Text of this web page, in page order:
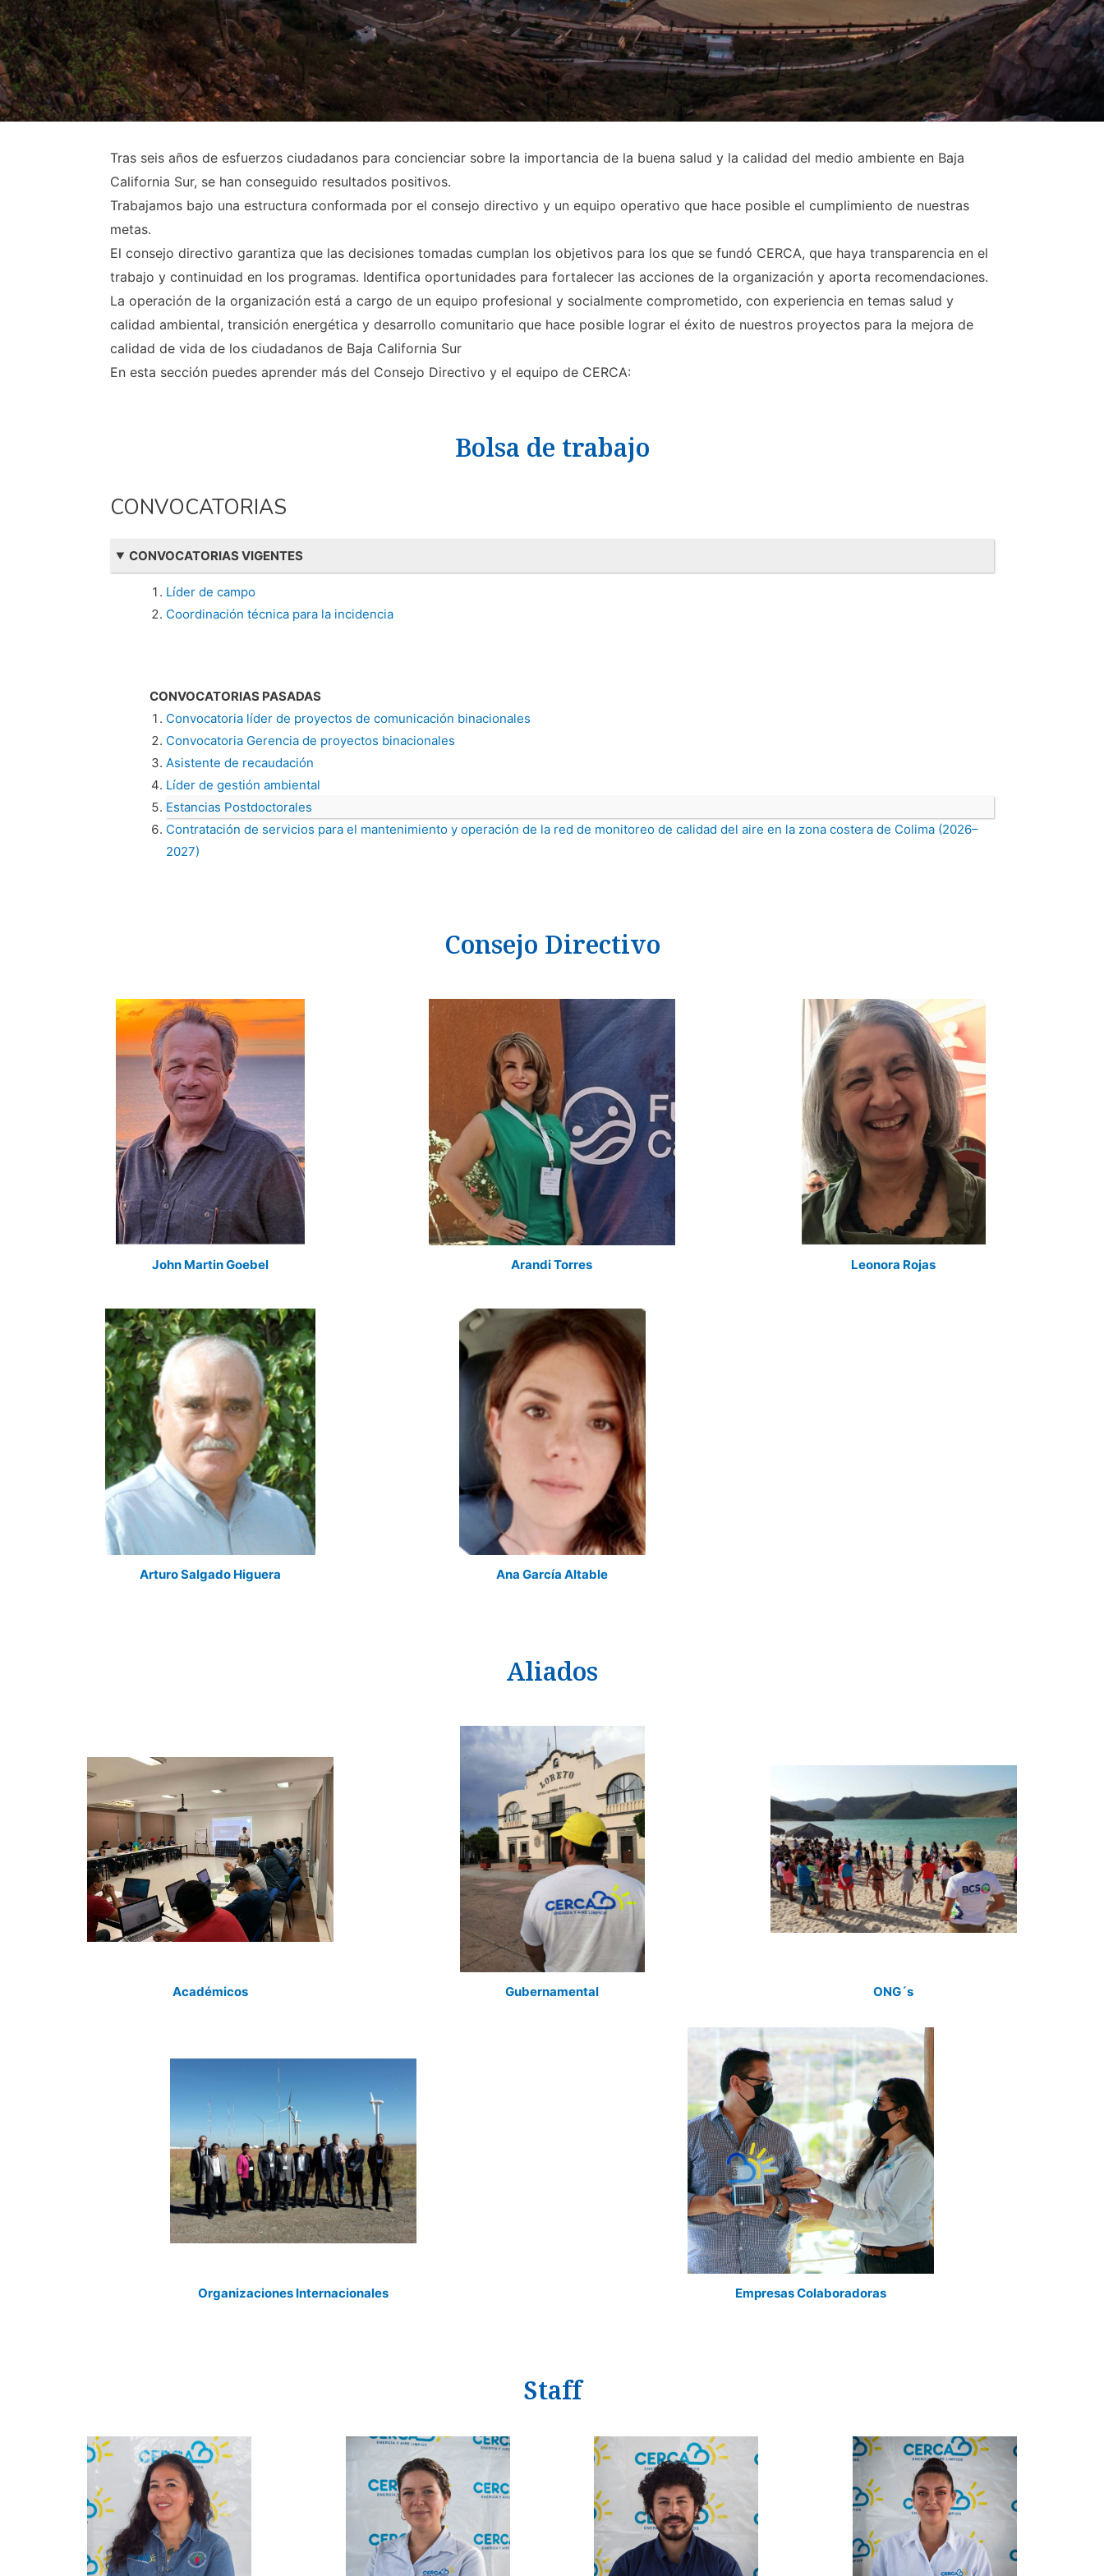
Tras seis años de esfuerzos ciudadanos para concienciar sobre la importancia de la buena salud y la calidad del medio ambiente en Baja
California Sur, se han conseguido resultados positivos.
Trabajamos bajo una estructura conformada por el consejo directivo y un equipo operativo que hace posible el cumplimiento de nuestras
metas.
El consejo directivo garantiza que las decisiones tomadas cumplan los objetivos para los que se fundó CERCA, que haya transparencia en el
trabajo y continuidad en los programas. Identifica oportunidades para fortalecer las acciones de la organización y aporta recomendaciones.
La operación de la organización está a cargo de un equipo profesional y socialmente comprometido, con experiencia en temas salud y
calidad ambiental, transición energética y desarrollo comunitario que hace posible lograr el éxito de nuestros proyectos para la mejora de
calidad de vida de los ciudadanos de Baja California Sur
En esta sección puedes aprender más del Consejo Directivo y el equipo de CERCA:
Bolsa de trabajo
CONVOCATORIAS
CONVOCATORIAS VIGENTES
Líder de campo
Coordinación técnica para la incidencia
CONVOCATORIAS PASADAS
Convocatoria líder de proyectos de comunicación binacionales
Convocatoria Gerencia de proyectos binacionales
Asistente de recaudación
Líder de gestión ambiental
Estancias Postdoctorales
Contratación de servicios para el mantenimiento y operación de la red de monitoreo de calidad del aire en la zona costera de Colima (2026–
2027)
Consejo Directivo
John Martin Goebel Arandi Torres Leonora Rojas
Arturo Salgado Higuera Ana García Altable
Aliados
Académicos Gubernamental ONG´s
Organizaciones Internacionales Empresas Colaboradoras
Staff